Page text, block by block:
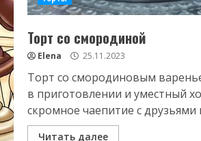
Торт со смородиной
Elena 25.11.2023
Торт со смородиновым
в приготовлении и уместный
скромное чаепитие с друзьями
Читать далее